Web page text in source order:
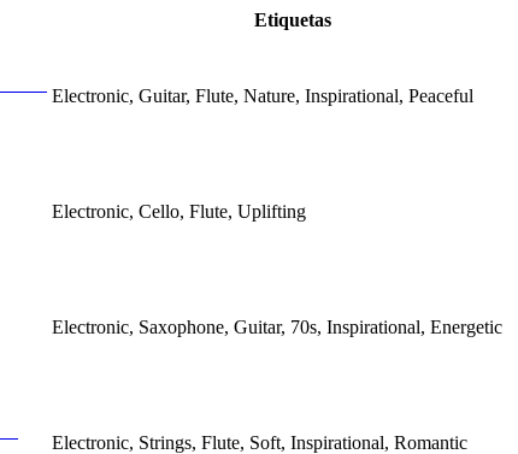
Etiquetas
Electronic, Guitar, Flute, Nature, Inspirational, Peaceful
Electronic, Cello, Flute, Uplifting
Electronic, Saxophone, Guitar, 70s, Inspirational, Energetic
Electronic, Strings, Flute, Soft, Inspirational, Romantic